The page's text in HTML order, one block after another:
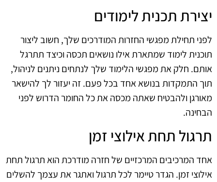
יצירת תכנית לימודים
לפני תחילת מפגשי החזרות המודרכים שלך, חשוב ליצור
תוכנית לימוד שמתארת אילו נושאים תכסה וכיצד תתרגל
אותם. חלק את מפגשי הלימוד שלך לנתחים ניתנים לניהול,
תוך התמקדות בנושא אחד בכל פעם. זה יעזור לך להישאר
מאורגן ולהבטיח שאתה מכסה את כל החומר הדרוש לפני
הבחינה.
תרגול תחת אילוצי זמן
אחד המרכיבים המרכזיים של חזרה מודרכת הוא תרגול תחת
אילוצי זמן. הגדר טיימר לכל תרגול ואתגר את עצמך להשלים